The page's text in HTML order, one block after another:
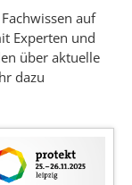
auf
Experten und
über aktuelle
dazu